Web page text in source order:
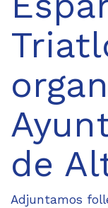
de
Adjuntamos